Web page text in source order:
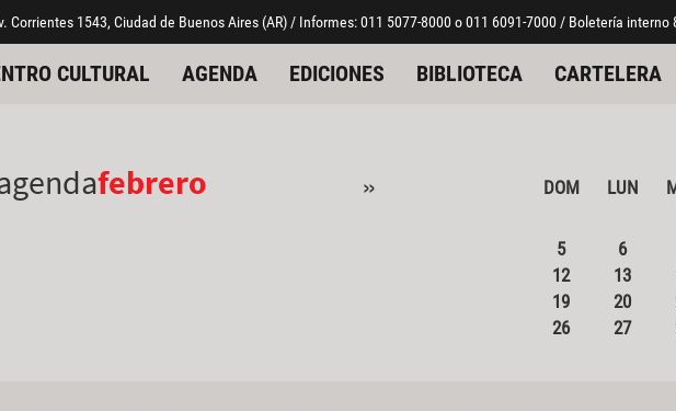
Corrientes 1543, Ciudad de Buenos Aires (AR) / Informes: 011 5077-8000 o 011 6091-7000 / Boletería
CULTURAL AGENDA EDICIONES BIBLIOTECA CARTELERA
febrero » DOM LUN
5
6
12
13
19
20
26
27